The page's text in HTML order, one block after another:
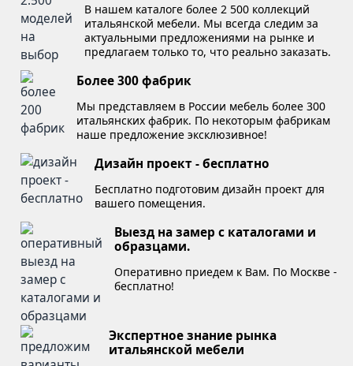
В нашем каталоге более 2 500 коллекций
итальянской мебели. Мы всегда следим за
актуальными предложениями на рынке и
предлагаем только то, что реально заказать.
Более 300 фабрик
Мы представляем в России мебель более 300
итальянских фабрик. По некоторым фабрикам
наше предложение эксклюзивное!
Дизайн проект - бесплатно
Бесплатно подготовим дизайн проект для
вашего помещения.
Выезд на замер с каталогами и
образцами.
Оперативно приедем к Вам. По Москве -
бесплатно!
Экспертное знание рынка
итальянской мебели